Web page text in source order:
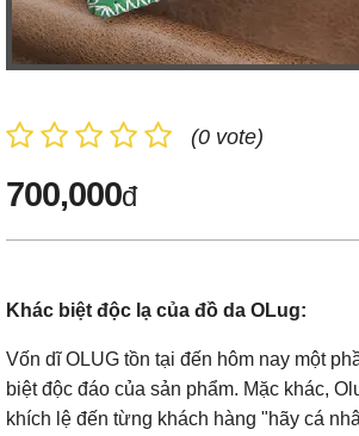
(0 vote)
700,000đ
Khác biệt độc lạ của đồ da OLug:
Vốn dĩ OLUG tồn tại đến hôm nay một
biệt độc đáo của sản phẩm. Mặc khác,
khích lệ đến từng khách hàng "hãy cá